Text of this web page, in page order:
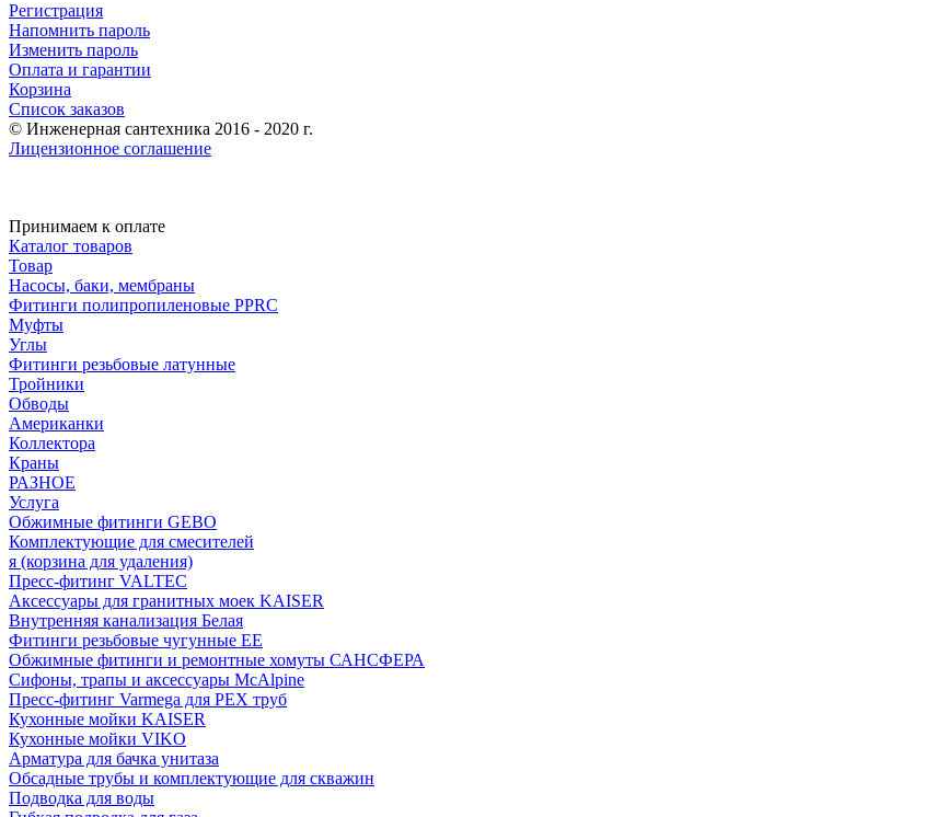
Регистрация
Напомнить пароль
Изменить пароль
Оплата и гарантии
Корзина
Список заказов
© Инженерная сантехника 2016 - 2020 г.
Лицензионное соглашение
Принимаем к оплате
Каталог товаров
Товар
Насосы, баки, мембраны
Фитинги полипропиленовые PPRC
Муфты
Углы
Фитинги резьбовые латунные
Тройники
Обводы
Американки
Коллектора
Краны
РАЗНОЕ
Услуга
Обжимные фитинги GEBO
Комплектующие для смесителей
я (корзина для удаления)
Пресс-фитинг VALTEC
Аксессуары для гранитных моек KAISER
Внутренняя канализация Белая
Фитинги резьбовые чугунные EE
Обжимные фитинги и ремонтные хомуты САНСФЕРА
Сифоны, трапы и аксессуары McAlpine
Пресс-фитинг Varmega для PEX труб
Кухонные мойки KAISER
Кухонные мойки VIKO
Арматура для бачка унитаза
Обсадные трубы и комплектующие для скважин
Подводка для воды